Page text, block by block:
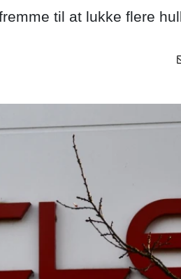
til at lukke flere